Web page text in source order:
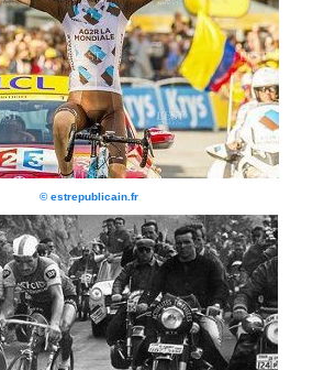
© estrepublicain.fr